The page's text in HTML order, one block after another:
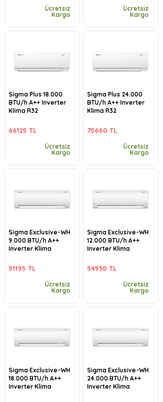
Ücretsiz
Kargo
Sigma Plus 18.000
BTU/h A++ Inverter
Klima R32
66125 TL
Ücretsiz
Kargo
Sigma Exclusive-WH
9.000 BTU/h A++
Inverter Klima
51195 TL
Ücretsiz
Kargo
Sigma Exclusive-WH
18.000 BTU/h A++
Inverter Klima
Ücretsiz
Kargo
Sigma Plus 24.000
BTU/h A++ Inverter
Klima R32
75660 TL
Ücretsiz
Kargo
Sigma Exclusive-WH
12.000 BTU/h A++
Inverter Klima
54930 TL
Ücretsiz
Kargo
Sigma Exclusive-WH
24.000 BTU/h A++
Inverter Klima